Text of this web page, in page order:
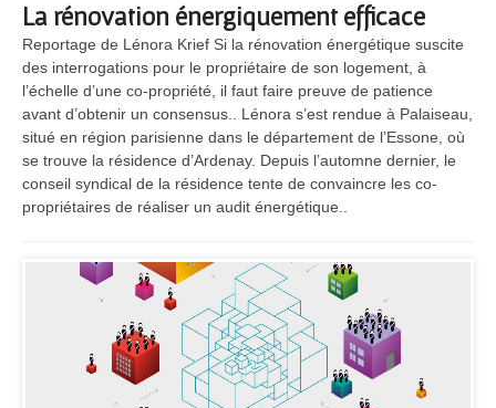
La rénovation énergiquement efficace
Reportage de Lénora Krief Si la rénovation énergétique suscite
des interrogations pour le propriétaire de son logement, à
l’échelle d’une co-propriété, il faut faire preuve de patience
avant d’obtenir un consensus.. Lénora s’est rendue à Palaiseau,
situé en région parisienne dans le département de l’Essone, où
se trouve la résidence d’Ardenay. Depuis l’automne dernier, le
conseil syndical de la résidence tente de convaincre les co-
propriétaires de réaliser un audit énergétique..